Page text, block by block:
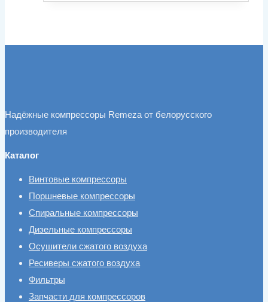
Надёжные компрессоры Remeza от белорусского
производителя
Каталог
Винтовые компрессоры
Поршневые компрессоры
Спиральные компрессоры
Дизельные компрессоры
Осушители сжатого воздуха
Ресиверы сжатого воздуха
Фильтры
Запчасти для компрессоров